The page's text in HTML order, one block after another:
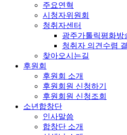
주요연혁
시청자위원회
청취자센터
광주가톨릭평화방
청취자 의견수렴
찾아오시는길
후원회
후원회 소개
후원회원 신청하기
후원회원 신청조회
소년합창단
인사말씀
합창단 소개